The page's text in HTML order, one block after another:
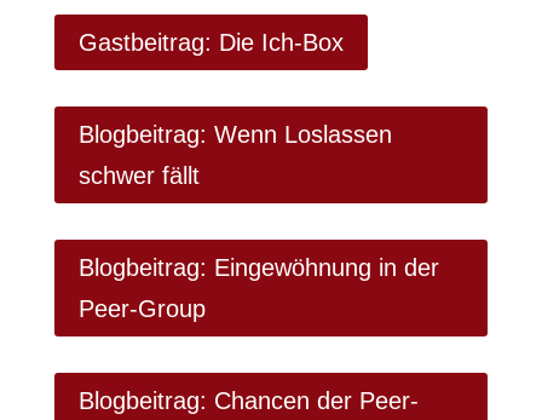
Gastbeitrag: Die Ich-Box
Blogbeitrag: Wenn Loslassen
schwer fällt
Blogbeitrag: Eingewöhnung in der
Peer-Group
Blogbeitrag: Chancen der Peer-